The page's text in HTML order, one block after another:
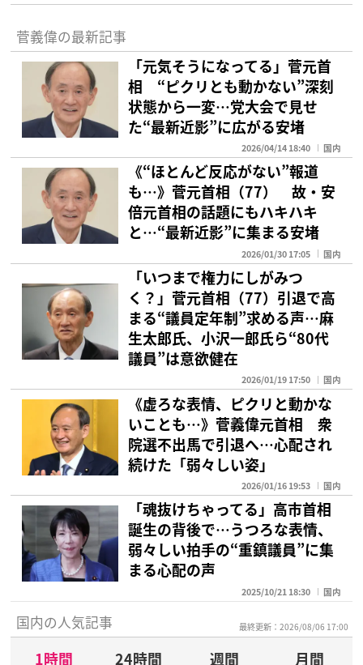
菅義偉の最新記事
「元気そうになってる」菅元首
相 “ピクリとも動かない”深刻
状態から一変…党大会で見せ
た“最新近影”に広がる安堵
2026/04/14 18:40 国内
《“ほとんど反応がない”報道
も…》菅元首相（77） 故・安
倍元首相の話題にもハキハキ
と…“最新近影”に集まる安堵
2026/01/30 17:05 国内
「いつまで権力にしがみつ
く？」菅元首相（77）引退で高
まる“議員定年制”求める声…麻
生太郎氏、小沢一郎氏ら“80代
議員”は意欲健在
2026/01/19 17:50 国内
《虚ろな表情、ピクリと動かな
いことも…》菅義偉元首相 衆
院選不出馬で引退へ…心配され
続けた「弱々しい姿」
2026/01/16 19:53 国内
「魂抜けちゃってる」高市首相
誕生の背後で…うつろな表情、
弱々しい拍手の“重鎮議員”に集
まる心配の声
2025/10/21 18:30 国内
国内の人気記事 最終更新：2026/08/06 17:00
1時間 24時間 週間
月間